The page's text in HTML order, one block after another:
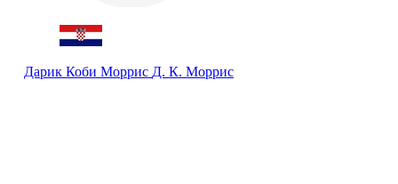
Дарик Коби Моррис Д. К. Моррис